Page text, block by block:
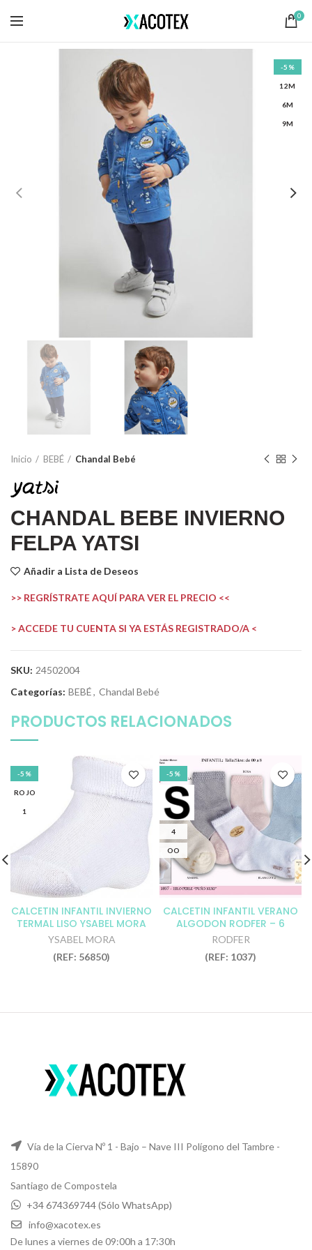
0
-5%
12M
6M
9M
Inicio BEBÉ Chandal Bebé
CHANDAL BEBE INVIERNO
FELPA YATSI
Añadir a Lista de Deseos
>> REGRÍSTRATE AQUÍ PARA VER EL PRECIO <<
> ACCEDE TU CUENTA SI YA ESTÁS REGISTRADO/A <
SKU: 24502004
Categorías: BEBÉ, Chandal Bebé
PRODUCTOS RELACIONADOS
-5%
ROJO
1
CALCETIN INFANTIL INVIERNO
TERMAL LISO YSABEL MORA
YSABEL MORA
(REF: 56850)
-5%
4
OO
CALCETIN INFANTIL VERANO
ALGODON RODFER – 6
unidades
RODFER
(REF: 1037)
Vía de la Cierva Nº 1 - Bajo – Nave III Polígono del Tambre -
15890
Santiago de Compostela
+34 674369744 (Sólo WhatsApp)
info@xacotex.es
De lunes a viernes de 09:00h a 17:30h